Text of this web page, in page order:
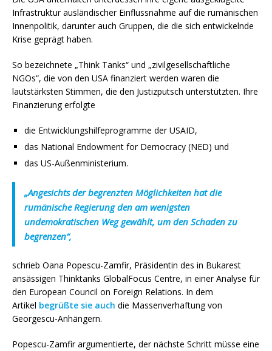
Infrastruktur ausländischer Einflussnahme auf die rumänischen
Innenpolitik, darunter auch Gruppen, die die sich entwickelnde
Krise geprägt haben.
So bezeichnete „Think Tanks“ und „zivilgesellschaftliche
NGOs“, die von den USA finanziert werden waren die
lautstärksten Stimmen, die den Justizputsch unterstützten. Ihre
Finanzierung erfolgte
die Entwicklungshilfeprogramme der USAID,
das National Endowment for Democracy (NED) und
das US-Außenministerium.
„Angesichts der begrenzten Möglichkeiten hat die
rumänische Regierung den am wenigsten
undemokratischen Weg gewählt, um den Schaden zu
begrenzen“,
schrieb Oana Popescu-Zamfir, Präsidentin des in Bukarest
ansässigen Thinktanks GlobalFocus Centre, in einer Analyse für
den European Council on Foreign Relations. In dem
Artikel begrüßte sie auch die Massenverhaftung von
Georgescu-Anhängern.
Popescu-Zamfir argumentierte, der nächste Schritt müsse eine